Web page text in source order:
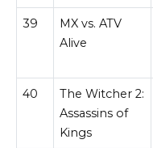
39
MX vs. ATV
Alive
40
The Witcher 2:
Assassins of
Kings